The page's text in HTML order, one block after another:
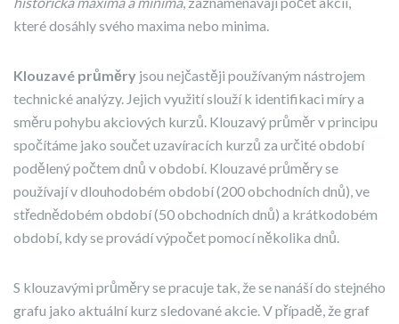
které dosáhly svého maxima nebo minima.
Klouzavé průměry jsou nejčastěji používaným nástrojem
technické analýzy. Jejich využití slouží k identifikaci míry a
směru pohybu akciových kurzů. Klouzavý průměr v principu
spočítáme jako součet uzavíracích kurzů za určité období
podělený počtem dnů v období. Klouzavé průměry se
používají v dlouhodobém období (200 obchodních dnů), ve
střednědobém období (50 obchodních dnů) a krátkodobém
období, kdy se provádí výpočet pomocí několika dnů.
S klouzavými průměry se pracuje tak, že se nanáší do stejného
grafu jako aktuální kurz sledované akcie. V případě, že graf